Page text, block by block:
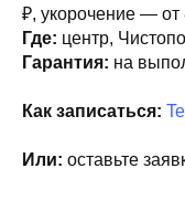
₽, укорочение — от
Где: центр,
Гарантия: на
Как записаться:
Или: оставьте